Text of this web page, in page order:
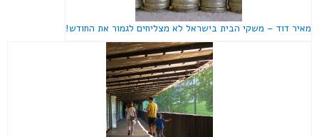
מאיר דוד – משקי הבית בישראל לא מצליחים לגמור את החודש!